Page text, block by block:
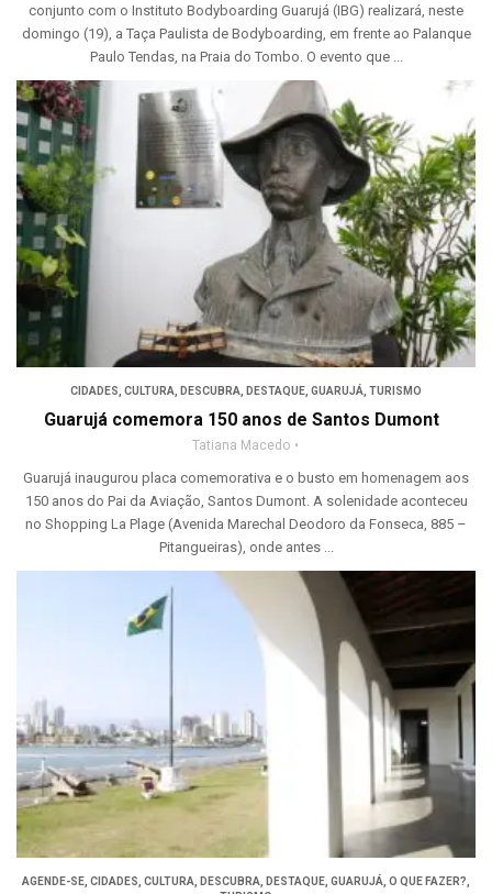
conjunto com o Instituto Bodyboarding Guarujá (IBG) realizará, neste
domingo (19), a Taça Paulista de Bodyboarding, em frente ao Palanque
Paulo Tendas, na Praia do Tombo. O evento que ...
CIDADES CULTURA DESCUBRA DESTAQUE GUARUJÁ TURISMO
Guarujá comemora 150 anos de Santos Dumont
Tatiana Macedo
Guarujá inaugurou placa comemorativa e o busto em homenagem aos
150 anos do Pai da Aviação, Santos Dumont. A solenidade aconteceu
no Shopping La Plage (Avenida Marechal Deodoro da Fonseca, 885 –
Pitangueiras), onde antes ...
AGENDE-SE CIDADES CULTURA DESCUBRA DESTAQUE GUARUJÁ O QUE FAZER?